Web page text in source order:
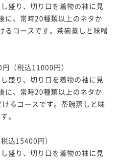
盛り、切り口を着物の袖に見
に、常時20種類以上のネタか
るコースです。茶碗蒸しと味噌
（税込11000円）
盛り、切り口を着物の袖に見
に、常時20種類以上のネタか
るコースです。茶碗蒸しと味
。
込15400円）
盛り、切り口を着物の袖に見